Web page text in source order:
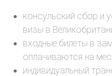
консульский сбор и
визы в
входные билеты в
оплачиваются на
индивидуальный